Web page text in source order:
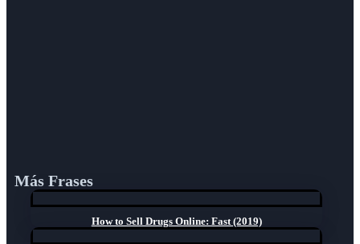
Más Frases
How to Sell Drugs Online: Fast (2019)